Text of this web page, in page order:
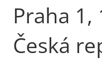
Praha 1,
Česká